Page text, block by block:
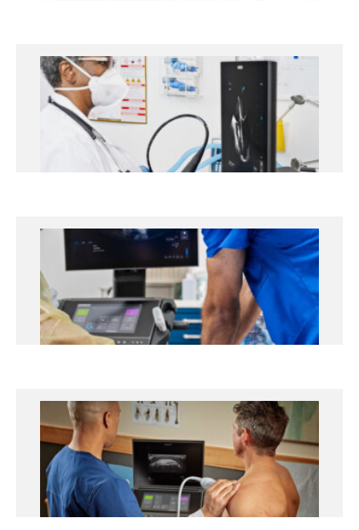
Curso Ecocardiografía Clínica
Práctica
21 y 22 de enero de 2027
Hospital Universitari Arnau de Vilanova de Lleida
Curso Ecocardiografía Clínica y
Hemodinámica Práctica
11 y 12 de marzo de 2027
Hospital Universitari Arnau de Vilanova de Lleida
Curso Ecocardiografía Clínica –
Nivel Avanzado
15 y 16 de abril de 2027
Hospital Universitari Arnau de Vilanova de Lleida